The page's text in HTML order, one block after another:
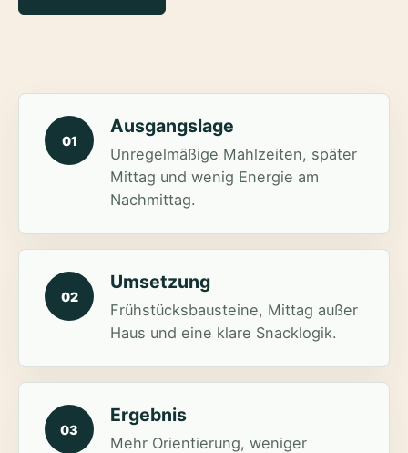
01
Ausgangslage
Unregelmäßige Mahlzeiten, später
Mittag und wenig Energie am
Nachmittag.
02
Umsetzung
Frühstücksbausteine, Mittag außer
Haus und eine klare Snacklogik.
03
Ergebnis
Mehr Orientierung, weniger